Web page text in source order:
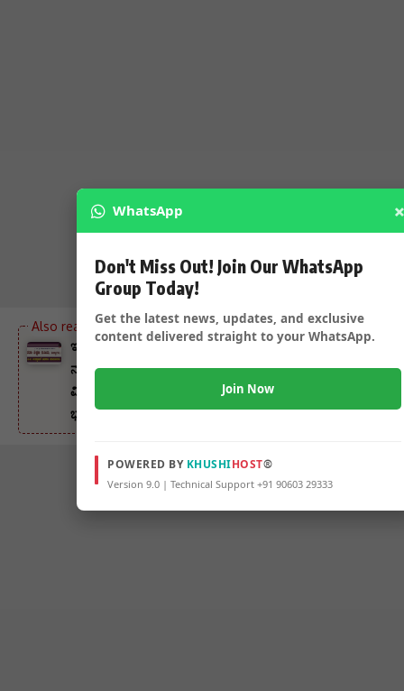
ಇಂದು JSS ಸಂಸ್ಥೆಯ ಮತ್ತೊಂದು ITI ಉದ್ಘಾಟನೆ ಮತ್ತು
ನಾಮಕರಣ ಸಮಾರಂಭ – ರಾಜ್ಯಸಭಾ ಸದಸ್ಯರು ಧರ್ಮಾಧಿಕಾರಿ ಡಾ
ವಿರೇಂದ್ರ ಹೆಗ್ಗಡೆ,ಶಾಸಕ ಅಮೃತ ದೇಸಾಯಿ ಸೇರಿದಂತೆ ಹಲವು ಗಣ್ಯರು
ಭಾಗಿ
WhatsApp ×
Don't Miss Out! Join Our WhatsApp
Group Today!
Get the latest news, updates, and exclusive
content delivered straight to your WhatsApp.
Join Now
POWERED BY KHUSHIHOST®
Version 9.0 | Technical Support +91 90603 29333